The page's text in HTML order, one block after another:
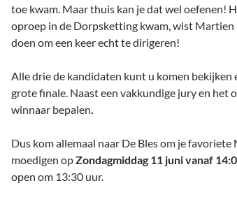
toe kwam. Maar thuis kan je dat wel oefenen!
oproep in de Dorpsketting kwam, wist Martien
doen om een keer echt te dirigeren!
Alle drie de kandidaten kunt u komen bekijken
grote finale. Naast een vakkundige jury en het
winnaar bepalen
Dus kom allemaal naar De Bles om je favoriete
moedigen opZondagmiddag 11 juni vanaf
open om 13:30 uur.